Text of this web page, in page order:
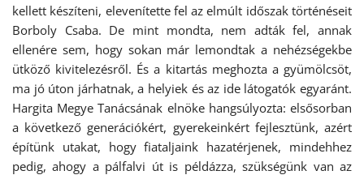
kellett készíteni, elevenítette fel az elmúlt időszak történéseit
Borboly Csaba. De mint mondta, nem adták fel, annak
ellenére sem, hogy sokan már lemondtak a nehézségekbe
ütköző kivitelezésről. És a kitartás meghozta a gyümölcsöt,
ma jó úton járhatnak, a helyiek és az ide látogatók egyaránt.
Hargita Megye Tanácsának elnöke hangsúlyozta: elsősorban
a következő generációkért, gyerekeinkért fejlesztünk, azért
építünk utakat, hogy fiataljaink hazatérjenek, mindehhez
pedig, ahogy a pálfalvi út is példázza, szükségünk van az